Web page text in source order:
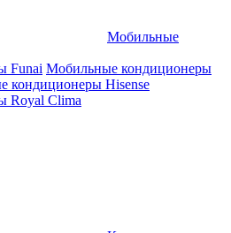
Мобильные
Funai Мобильные кондиционеры
кондиционеры Hisense
Royal Clima